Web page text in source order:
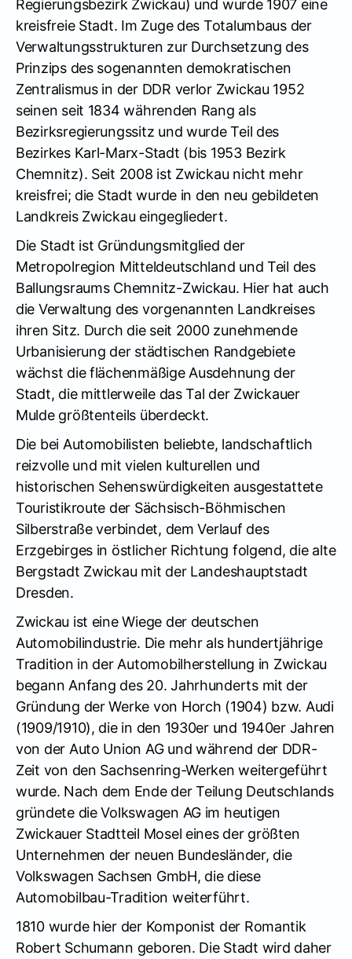
Regierungsbezirk Zwickau) und wurde 1907 eine
kreisfreie Stadt. Im Zuge des Totalumbaus der
Verwaltungsstrukturen zur Durchsetzung des
Prinzips des sogenannten demokratischen
Zentralismus in der DDR verlor Zwickau 1952
seinen seit 1834 währenden Rang als
Bezirksregierungssitz und wurde Teil des
Bezirkes Karl-Marx-Stadt (bis 1953 Bezirk
Chemnitz). Seit 2008 ist Zwickau nicht mehr
kreisfrei; die Stadt wurde in den neu gebildeten
Landkreis Zwickau eingegliedert.
Die Stadt ist Gründungsmitglied der
Metropolregion Mitteldeutschland und Teil des
Ballungsraums Chemnitz-Zwickau. Hier hat auch
die Verwaltung des vorgenannten Landkreises
ihren Sitz. Durch die seit 2000 zunehmende
Urbanisierung der städtischen Randgebiete
wächst die flächenmäßige Ausdehnung der
Stadt, die mittlerweile das Tal der Zwickauer
Mulde größtenteils überdeckt.
Die bei Automobilisten beliebte, landschaftlich
reizvolle und mit vielen kulturellen und
historischen Sehenswürdigkeiten ausgestattete
Touristikroute der Sächsisch-Böhmischen
Silberstraße verbindet, dem Verlauf des
Erzgebirges in östlicher Richtung folgend, die alte
Bergstadt Zwickau mit der Landeshauptstadt
Dresden.
Zwickau ist eine Wiege der deutschen
Automobilindustrie. Die mehr als hundertjährige
Tradition in der Automobilherstellung in Zwickau
begann Anfang des 20. Jahrhunderts mit der
Gründung der Werke von Horch (1904) bzw. Audi
(1909/1910), die in den 1930er und 1940er Jahren
von der Auto Union AG und während der DDR-
Zeit von den Sachsenring-Werken weitergeführt
wurde. Nach dem Ende der Teilung Deutschlands
gründete die Volkswagen AG im heutigen
Zwickauer Stadtteil Mosel eines der größten
Unternehmen der neuen Bundesländer, die
Volkswagen Sachsen GmbH, die diese
Automobilbau-Tradition weiterführt.
1810 wurde hier der Komponist der Romantik
Robert Schumann geboren. Die Stadt wird daher